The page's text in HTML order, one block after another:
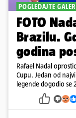
POGLEDAJTE
FOTO
Brazilu.
godina
Rafael Nadal
Cupu. Jedan od
legende dogodio se
pažnju odvlačila